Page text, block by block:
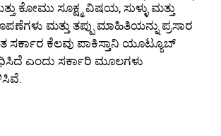
ಕೋಮು ಸೂಕ್ಷ್ಮ ವಿಷಯ, ಸುಳ್ಳು ಮತ್ತು
ಮತ್ತು ತಪ್ಪು ಮಾಹಿತಿಯನ್ನು ಪ್ರಸಾರ
ಸರ್ಕಾರ ಕೆಲವು ಪಾಕಿಸ್ತಾನಿ ಯೂಟ್ಯೂಬ್
ಎಂದು ಸರ್ಕಾರಿ ಮೂಲಗಳು